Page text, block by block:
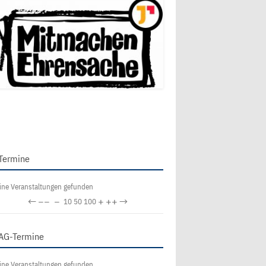
Veranstaltungen gefunden
←−− − 10 50100 + ++→
Termine